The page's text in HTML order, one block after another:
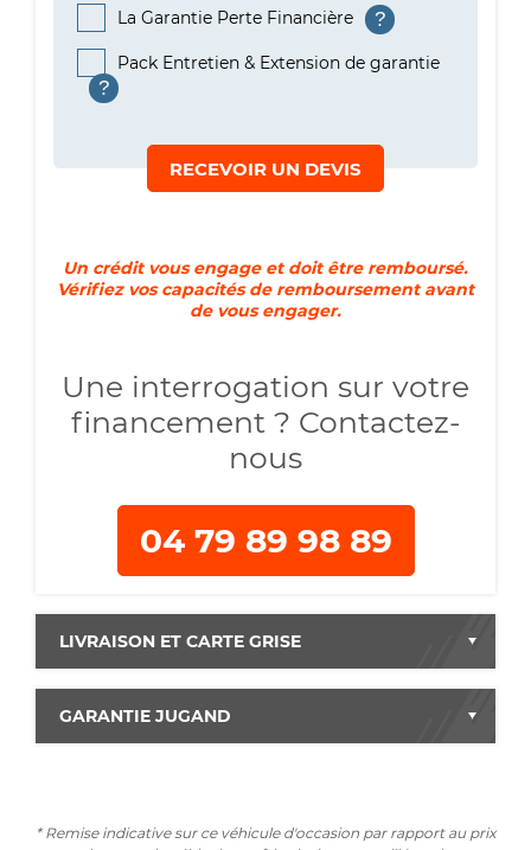
La Garantie Perte Financière ?
Pack Entretien & Extension de garantie
?
RECEVOIR UN DEVIS
Un crédit vous engage et doit être remboursé.
Vérifiez vos capacités de remboursement avant
de vous engager.
Une interrogation sur votre
financement ? Contactez-
nous
04 79 89 98 89
LIVRAISON ET CARTE GRISE
GARANTIE JUGAND
* Remise indicative sur ce véhicule d'occasion par rapport au prix